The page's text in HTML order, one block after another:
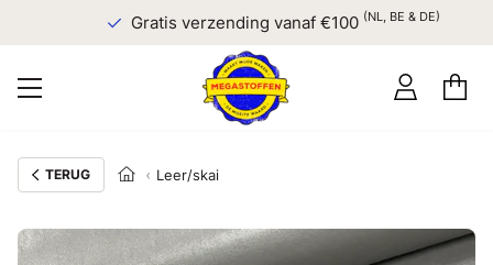
Gratis verzending vanaf €100(NL, BE & DE)
TERUG Leer/skai